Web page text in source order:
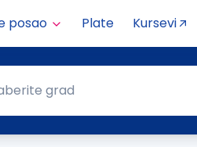
posao Plate Kursevi
grad